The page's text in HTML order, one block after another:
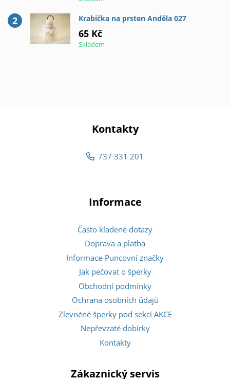
Krabička na prsten Anděla 027
65 Kč
Skladem
Kontakty
737 331 201
Informace
Často kladené dotazy
Doprava a platba
Informace-Puncovní značky
Jak pečovat o šperky
Obchodní podmínky
Ochrana osobních údajů
Zlevněné šperky pod sekcí AKCE
Nepřevzaté dobírky
Kontakty
Zákaznický servis